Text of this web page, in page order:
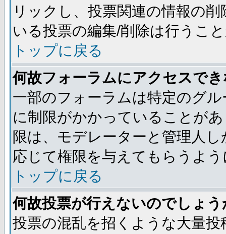
リックし、投票関連の情報の
いる投票の編集/削除は行うこ
トップに戻る
何故フォーラムにアクセスで
一部のフォーラムは特定のグ
に制限がかかっていることが
限は、モデレーターと管理人
応じて権限を与えてもらうよ
トップに戻る
何故投票が行えないのでしょう
投票の混乱を招くような大量